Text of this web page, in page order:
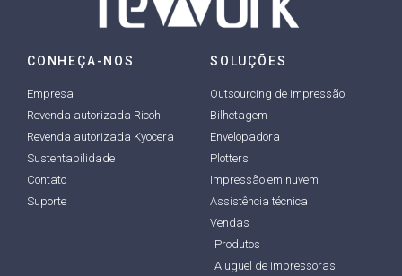
CONHEÇA-NOS
Empresa
Revenda autorizada Ricoh
Revenda autorizada Kyocera
Sustentabilidade
Contato
Suporte
SOLUÇÕES
Outsourcing de impressão
Bilhetagem
Envelopadora
Plotters
Impressão em nuvem
Assistência técnica
Vendas
Produtos
Aluguel de impressoras